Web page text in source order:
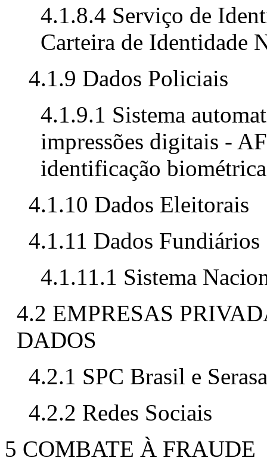
4.1.8.4 Serviço de
Carteira de Identidade
4.1.9 Dados Policiais
4.1.9.1 Sistema
impressões digitais -
identificação
4.1.10 Dados Eleitorais
4.1.11 Dados Fundiários
4.1.11.1 Sistema
4.2 EMPRESAS
DADOS
4.2.1 SPC Brasil e
4.2.2 Redes Sociais
5 COMBATE À FRAUDE